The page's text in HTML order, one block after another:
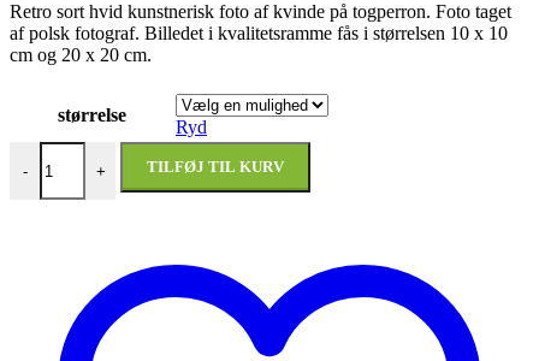
til
kr.229,00
Retro sort hvid kunstnerisk foto af kvinde på togperron. Foto taget
af polsk fotograf. Billedet i kvalitetsramme fås i størrelsen 10 x 10
cm og 20 x 20 cm.
størrelse
Ryd
-
Kvinden på perronen - Retro fotokunst antal
+ TILFØJ TIL KURV